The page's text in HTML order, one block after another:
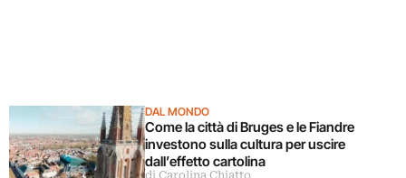
DAL MONDO
Come la città di Bruges e le Fiandre
investono sulla cultura per uscire
dall’effetto cartolina
di Carolina Chiatto